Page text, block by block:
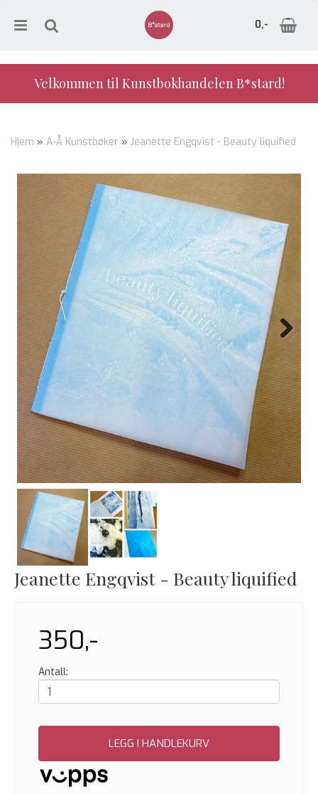
0,-
Velkommen til Kunstbokhandelen B*stard!
Hjem » A-Å Kunstbøker » Jeanette Engqvist - Beauty liquified
Next
Jeanette Engqvist - Beauty liquified
350,-
Antall:
LEGG I HANDLEKURV